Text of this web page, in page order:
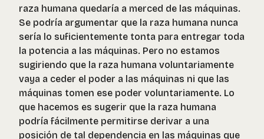
raza humana quedaría a merced de las máquinas.
Se podría argumentar que la raza humana nunca
sería lo suficientemente tonta para entregar toda
la potencia a las máquinas. Pero no estamos
sugiriendo que la raza humana voluntariamente
vaya a ceder el poder a las máquinas ni que las
máquinas tomen ese poder voluntariamente. Lo
que hacemos es sugerir que la raza humana
podría fácilmente permitirse derivar a una
posición de tal dependencia en las máquinas que